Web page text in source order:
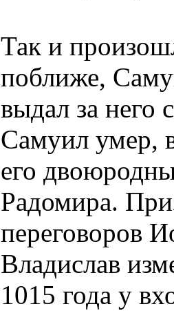
Так и
поближе,
выдал за него
Самуил умер,
его
Радомира.
переговоров
Владислав
1015 года у